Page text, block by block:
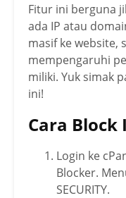
Fitur ini berguna
ada IP atau
masif ke website,
mempengaruhi
miliki. Yuk simak
ini!
Cara Block
Login ke
Blocker.
SECURITY.